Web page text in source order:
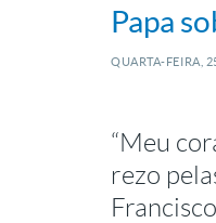
Papa
QUARTA-FEIRA,
“Meu
rezo
Francisco